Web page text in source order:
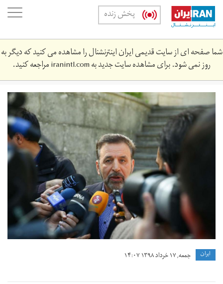
Skip
main
content
پخش زنده
شما صفحه ای از سایت قدیمی ایران اینترنشنال را مشاهده می کنید که دیگر به
روز نمی شود. برای مشاهده سایت جدید بهiranintl.comمراجعه کنید.
محمود
واعظی،
رییس
جمهوری
ايران جمعه, ۱۷ خرداد ۱۳۹۸ ۱۴:۰۷